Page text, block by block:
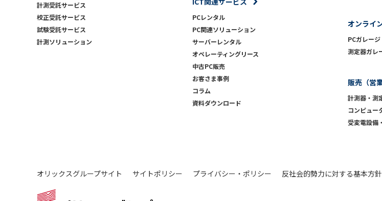
計測受託サービス
校正受託サービス
試験受託サービス
計測ソリューション
PCレンタル
PC関連ソリューション
サーバーレンタル
オペレーティングリース
中古PC販売
お客さま事例
コラム
資料ダウンロード
オンライ
PCガレージ
測定器ガレ
販売（営
計測器・測
コンピュー
受変電設備
オリックスグループサイト サイトポリシー プライバシー・ポリシー 反社会的勢力に対する基本方針